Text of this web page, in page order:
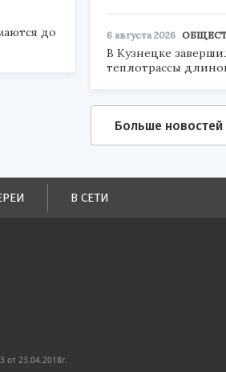
до
6 августа 2026
В Кузнецке
теплотрассы
Больше новостей
В СЕТИ
от 23.04.2018г.